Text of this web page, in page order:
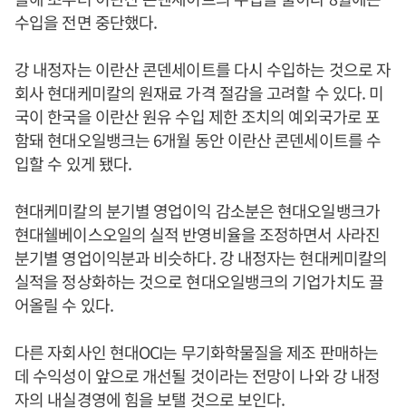
수입을 전면 중단했다.
강 내정자는 이란산 콘덴세이트를 다시 수입하는 것으로 자
회사 현대케미칼의 원재료 가격 절감을 고려할 수 있다. 미
국이 한국을 이란산 원유 수입 제한 조치의 예외국가로 포
함돼 현대오일뱅크는 6개월 동안 이란산 콘덴세이트를 수
입할 수 있게 됐다.
현대케미칼의 분기별 영업이익 감소분은 현대오일뱅크가
현대쉘베이스오일의 실적 반영비율을 조정하면서 사라진
분기별 영업이익분과 비슷하다. 강 내정자는 현대케미칼의
실적을 정상화하는 것으로 현대오일뱅크의 기업가치도 끌
어올릴 수 있다.
다른 자회사인 현대OCI는 무기화학물질을 제조 판매하는
데 수익성이 앞으로 개선될 것이라는 전망이 나와 강 내정
자의 내실경영에 힘을 보탤 것으로 보인다.